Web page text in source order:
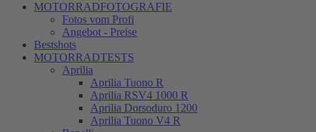
MOTORRADFOTOGRAFIE
Fotos vom Profi
Angebot - Preise
Bestshots
MOTORRADTESTS
Aprilia
Aprilia Tuono R
Aprilia RSV4 1000 R
Aprilia Dorsoduro 1200
Aprilia Tuono V4 R